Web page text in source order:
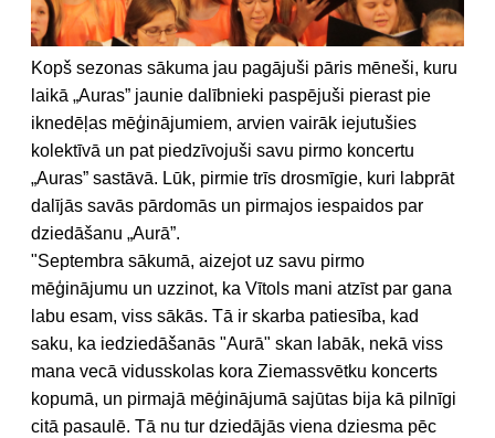
Kopš sezonas sākuma jau pagājuši pāris mēneši, kuru
laikā „Auras” jaunie dalībnieki paspējuši pierast pie
iknedēļas mēģinājumiem, arvien vairāk iejutušies
kolektīvā un pat piedzīvojuši savu pirmo koncertu
„Auras” sastāvā. Lūk, pirmie trīs drosmīgie, kuri labprāt
dalījās savās pārdomās un pirmajos iespaidos par
dziedāšanu „Aurā”.
"Septembra sākumā, aizejot uz savu pirmo
mēģinājumu un uzzinot, ka Vītols mani atzīst par gana
labu esam, viss sākās. Tā ir skarba patiesība, kad
saku, ka iedziedāšanās "Aurā" skan labāk, nekā viss
mana vecā vidusskolas kora Ziemassvētku koncerts
kopumā, un pirmajā mēģinājumā sajūtas bija kā pilnīgi
citā pasaulē. Tā nu tur dziedājās viena dziesma pēc